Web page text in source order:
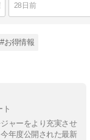
28日前
#お得情報
ト
ャーをより充実させ
年度公開された最新